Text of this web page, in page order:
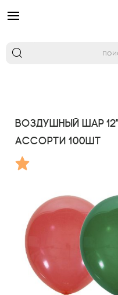
Воздушный шар
ассорти 100шт